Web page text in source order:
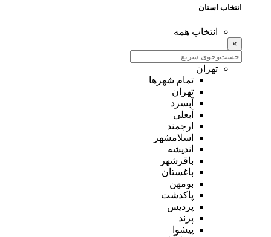
انتخاب استان
انتخاب همه
×
تهران
تمام شهر‌ها
تهران
آبسرد
آبعلی
ارجمند
اسلامشهر
اندیشه
باقرشهر
باغستان
بومهن
پاکدشت
پردیس
پرند
پیشوا